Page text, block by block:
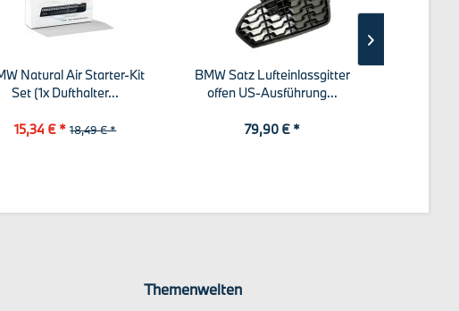
Natural Air Starter-Kit
Set (1x Dufthalter...
15,34 € * 18,49 € *
BMW Satz Lufteinlassgitter
offen US-Ausführung...
79,90 € *
Themenwelten